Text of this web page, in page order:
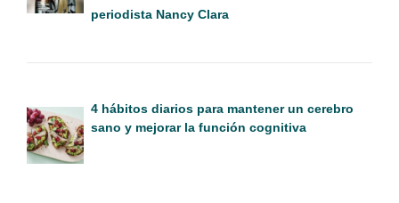
periodista Nancy Clara
4 hábitos diarios para mantener un cerebro
sano y mejorar la función cognitiva